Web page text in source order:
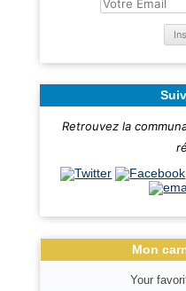
Retrouvez la
Mon
Your